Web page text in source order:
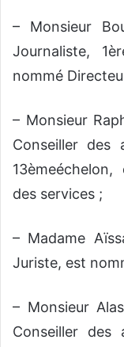
– Monsieur
Journaliste,
nommé
– Monsieur
Conseiller des
des services ;
– Madame
Juriste, est
– Monsieur
Conseiller des